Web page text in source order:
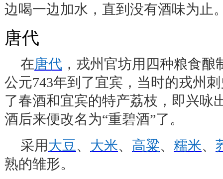
边喝一边加水，直到没有酒味为止
唐代
在唐代 ，戎州官坊用四种粮食酿
公元743年到了宜宾，当时的戎州
了春酒和宜宾的特产荔枝，即兴咏
酒后来便改名为“重碧酒”了。
采用 大豆、 大米、 高粱、 糯米、
熟的雏形。